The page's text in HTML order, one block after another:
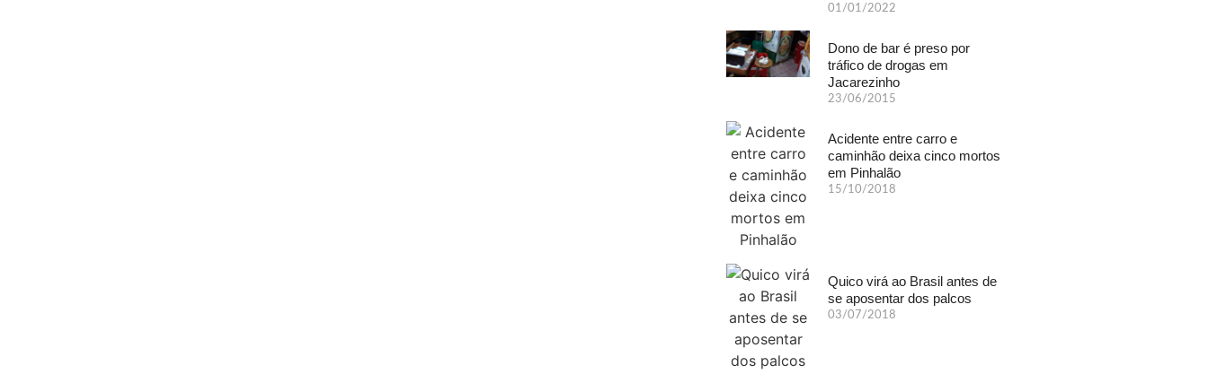
01/01/2022
Dono de bar é preso por
tráfico de drogas em
Jacarezinho
23/06/2015
Acidente entre carro e
caminhão deixa cinco mortos
em Pinhalão
15/10/2018
Quico virá ao Brasil antes de
se aposentar dos palcos
03/07/2018